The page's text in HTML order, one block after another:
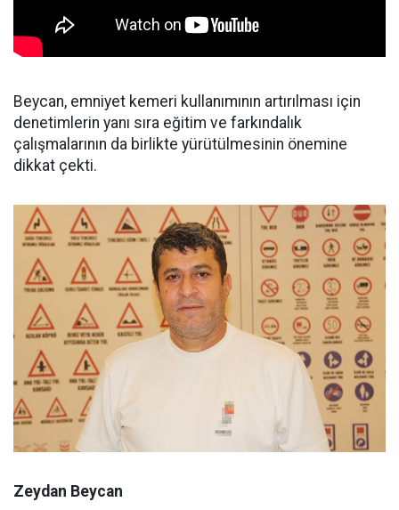
Beycan, emniyet kemeri kullanımının artırılması için
denetimlerin yanı sıra eğitim ve farkındalık
çalışmalarının da birlikte yürütülmesinin önemine
dikkat çekti.
Zeydan Beycan